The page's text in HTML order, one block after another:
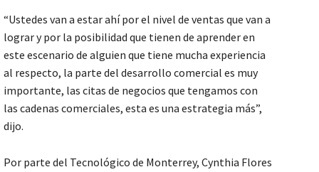
“Ustedes van a estar ahí por el nivel de ventas que van a
lograr y por la posibilidad que tienen de aprender en
este escenario de alguien que tiene mucha experiencia
al respecto, la parte del desarrollo comercial es muy
importante, las citas de negocios que tengamos con
las cadenas comerciales, esta es una estrategia más”,
dijo.
Por parte del Tecnológico de Monterrey, Cynthia Flores